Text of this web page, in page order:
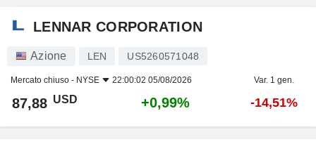
LENNAR CORPORATION
Azione LEN US5260571048
Mercato chiuso - NYSE 22:00:02 05/08/2026 Var. 1 gen.
87,88 USD +0,99% -14,51%